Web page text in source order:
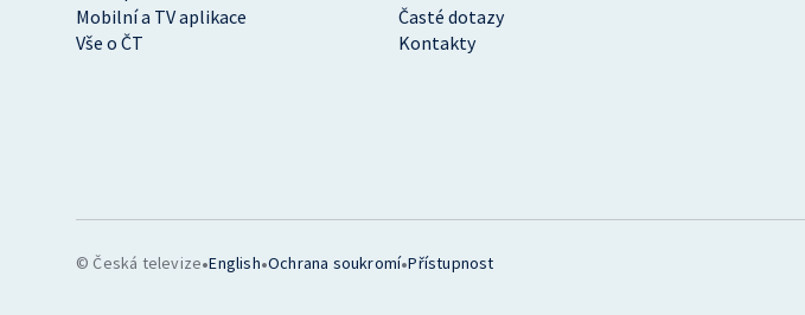
Mobilní a TV aplikace
Časté dotazy
Vše o ČT
Kontakty
© Česká televize•English•Ochrana soukromí•Přístupnost